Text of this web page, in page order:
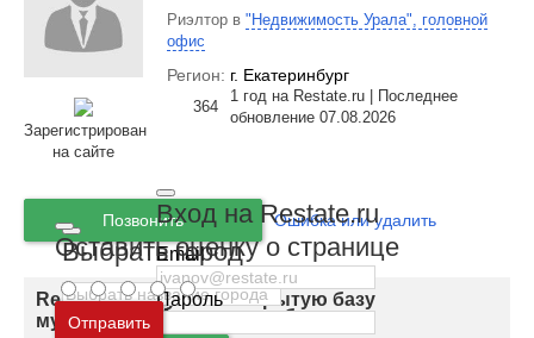
Выбрать город
Москва и
Московская область
Вход на Restate.ru
Email
Пароль
Зарегистрирован
на сайте
Риэлтор в "Недвижимость Урала", головной
офис
Регион: г. Екатеринбург
364
1 год на Restate.ru | Последнее
обновление 07.08.2026
Позвонить Ошибка или удалить
Restate.ru запускает закрытую базу
мультилистинга для риэлторов
Оставить оценку о странице
Отправить